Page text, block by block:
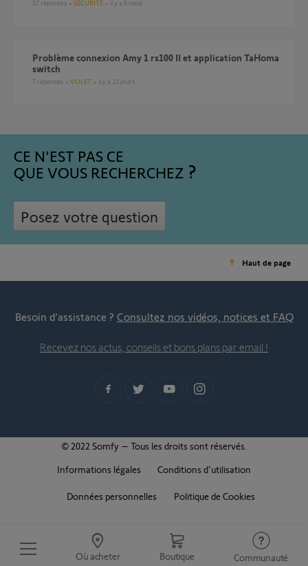
Où acheter Boutique Communauté
17 réponses SÉCURITÉ il y a 6 mois
Problème connexion Amy 1 rs100 II et application TaHoma
switch
7 réponses VOLET il y a 22 jours
CE N'EST PAS CE
QUE VOUS RECHERCHEZ
Posez votre question
Haut de page
Besoin d’assistance ? Consultez nos vidéos, notices et FAQ
Recevez nos actus, conseils et bons plans par email !
© 2022 Somfy – Tous les droits sont réservés.
Informations légales
Conditions d'utilisation
Données personnelles Politique de Cookies